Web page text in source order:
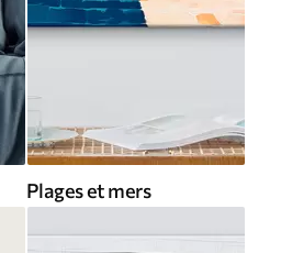
Plages et mers